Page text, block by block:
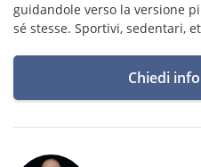
guidandole verso la versione
sé stesse. Sportivi, sedentari,
Chiedi